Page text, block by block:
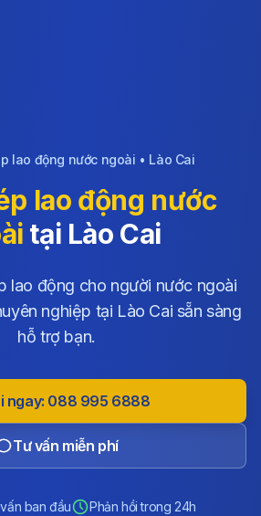
lao động nước ngoài • Lào Cai
lao động nước
tại Lào Cai
lao động cho người nước ngoài
nghiệp tại Lào Cai sẵn sàng
hỗ trợ bạn.
ngay: 088 995 6888
Tư vấn miễn phí
ban đầu
Phản hồi trong 24h